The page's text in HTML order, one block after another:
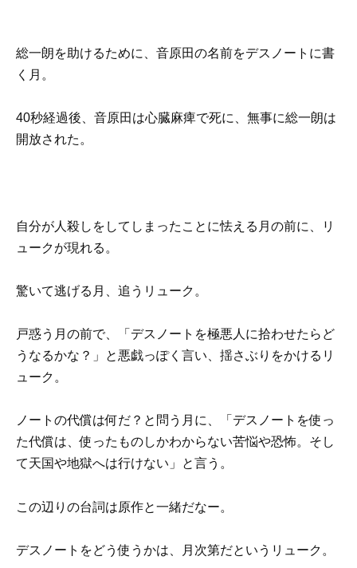
総一朗を助けるために、音原田の名前をデスノートに書
く月。
40秒経過後、音原田は心臓麻痺で死に、無事に総一朗は
開放された。
自分が人殺しをしてしまったことに怯える月の前に、リ
ュークが現れる。
驚いて逃げる月、追うリューク。
戸惑う月の前で、「デスノートを極悪人に拾わせたらど
うなるかな？」と悪戯っぽく言い、揺さぶりをかけるリ
ューク。
ノートの代償は何だ？と問う月に、「デスノートを使っ
た代償は、使ったものしかわからない苦悩や恐怖。そし
て天国や地獄へは行けない」と言う。
この辺りの台詞は原作と一緒だなー。
デスノートをどう使うかは、月次第だというリューク。